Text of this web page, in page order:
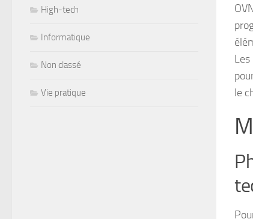
le
High-tech
Informatique
Non classé
Vie pratique